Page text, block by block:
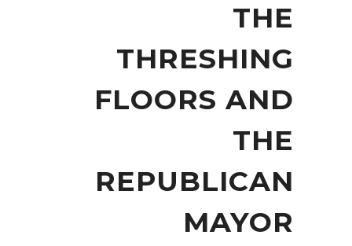
THE
THRESHING
FLOORS AND
THE
REPUBLICAN
MAYOR